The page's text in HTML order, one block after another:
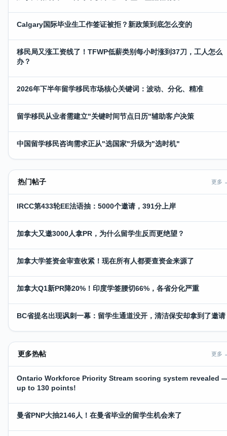
Calgary国际毕业生工作签证被拒？新政策到底怎么变的
移民局又涨工资线了！TFWP低薪类别每小时涨到37刀，工人怎么
办？
2026年下半年留学移民市场核心关键词：波动、分化、精准
留学移民从业者需建立"关键时间节点日历"辅助客户决策
中国留学移民咨询需求正从"选国家"升级为"选时机"
热门帖子 更多
IRCC第433轮EE法语抽：5000个邀请，391分上岸
加拿大又邀3000人拿PR，为什么留学生反而更绝望？
加拿大学签资金审查收紧！现在所有人都要查资金来源了
加拿大Q1新PR降20%！印度学签腰切66%，各省分化严重
BC省提名出现讽刺一幕：留学生通道没开，清洁保安却拿到了邀请
更多热帖 更多
Ontario Workforce Priority Stream scoring system revealed
up to 130 points!
曼省PNP大抽2146人！在曼省毕业的留学生机会来了